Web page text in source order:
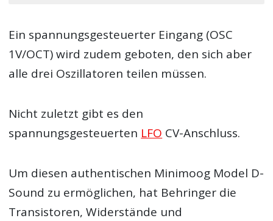
Ein spannungsgesteuerter Eingang (OSC
1V/OCT) wird zudem geboten, den sich aber
alle drei Oszillatoren teilen müssen.
Nicht zuletzt gibt es den
spannungsgesteuerten LFO CV-Anschluss.
Um diesen authentischen Minimoog Model D-
Sound zu ermöglichen, hat Behringer die
Transistoren, Widerstände und